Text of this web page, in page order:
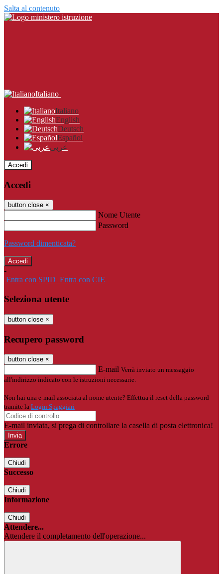
Salta al contenuto
Italiano
Italiano
English
Deutsch
Español
عربى
Accedi
Accedi
button close ×
Nome Utente
Password
Password dimenticata?
-
Entra con SPID Entra con CIE
Seleziona utente
button close ×
Recupero password
button close ×
E-mail Verrà inviato un messaggio
all'indirizzo indicato con le istruzioni necessarie.
Non hai una e-mail associata al nome utente? Effettua il reset della password
tramite la Login Spaggiari
E-mail inviata, si prega di controllare la casella di posta elettronica!
Errore
Chiudi
Successo
Chiudi
Informazione
Chiudi
Attendere...
Attendere il completamento dell'operazione...